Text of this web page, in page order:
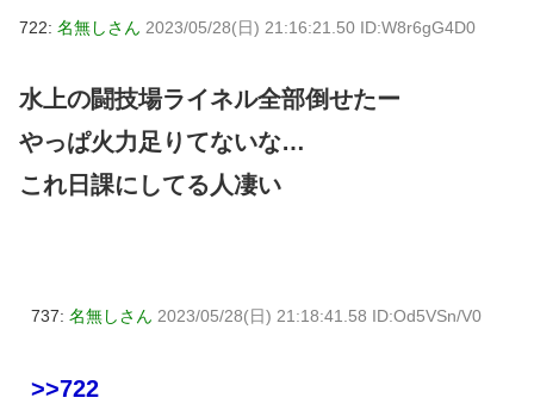
722: 名無しさん 2023/05/28(日) 21:16:21.50 ID:W8r6gG4D0
水上の闘技場ライネル全部倒せたー
やっぱ火力足りてないな…
これ日課にしてる人凄い
737: 名無しさん 2023/05/28(日) 21:18:41.58 ID:Od5VSn/V0
>>722